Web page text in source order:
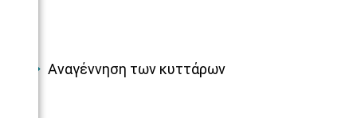
Αναγέννηση των κυττάρων